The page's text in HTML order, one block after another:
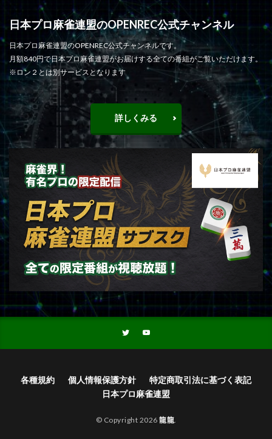
日本プロ麻雀連盟のOPENREC公式チャンネル
日本プロ麻雀連盟のOPENREC公式チャンネルです。
月額840円で日本プロ麻雀連盟がお届けする全ての番組がご覧いただけます。
※ロン２とは別サービスとなります
詳しくみる
各種規約 個人情報保護方針
特定商取引法に基づく表記
日本プロ麻雀連盟
© Copyright 2026 龍龍.